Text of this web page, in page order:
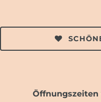
Öffnungszeiten